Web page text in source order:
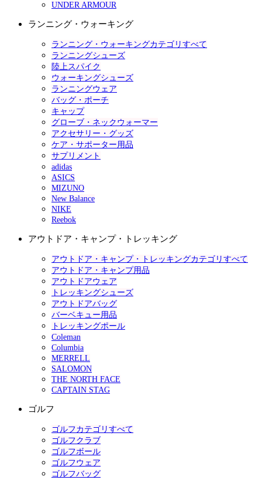
UNDER ARMOUR
ランニング・ウォーキング
ランニング・ウォーキングカテゴリすべて
ランニングシューズ
陸上スパイク
ウォーキングシューズ
ランニングウェア
バッグ・ポーチ
キャップ
グローブ・ネックウォーマー
アクセサリー・グッズ
ケア・サポーター用品
サプリメント
adidas
ASICS
MIZUNO
New Balance
NIKE
Reebok
アウトドア・キャンプ・トレッキング
アウトドア・キャンプ・トレッキングカテゴリすべて
アウトドア・キャンプ用品
アウトドアウェア
トレッキングシューズ
アウトドアバッグ
バーベキュー用品
トレッキングポール
Coleman
Columbia
MERRELL
SALOMON
THE NORTH FACE
CAPTAIN STAG
ゴルフ
ゴルフカテゴリすべて
ゴルフクラブ
ゴルフボール
ゴルフウェア
ゴルフバッグ